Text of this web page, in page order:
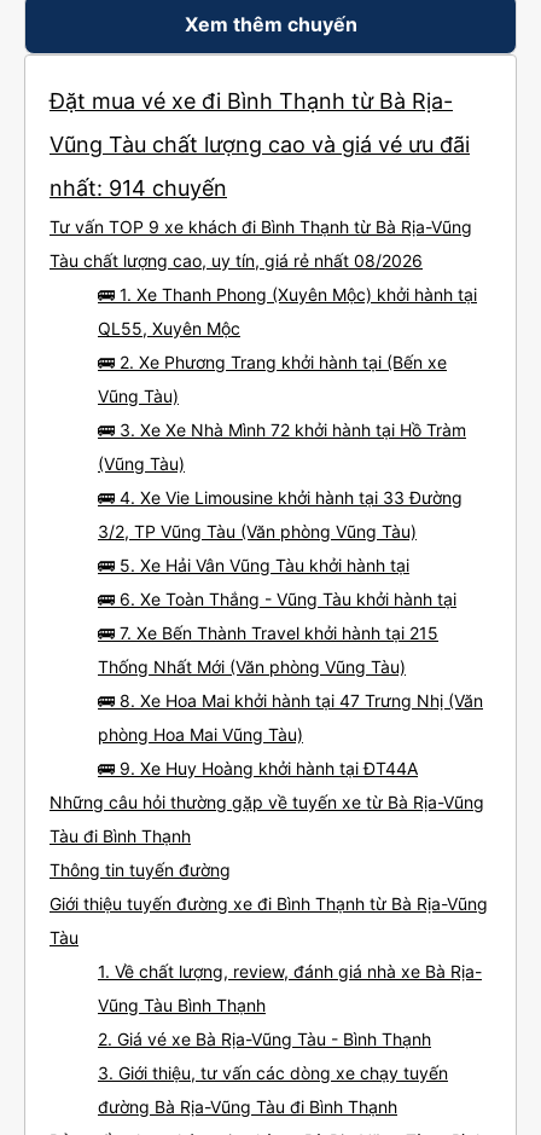
Xem thêm chuyến
Đặt mua vé xe đi Bình Thạnh từ Bà Rịa-
Vũng Tàu chất lượng cao và giá vé ưu đãi
nhất: 914 chuyến
Tư vấn TOP 9 xe khách đi Bình Thạnh từ Bà Rịa-Vũng
Tàu chất lượng cao, uy tín, giá rẻ nhất 08/2026
🚌 1. Xe Thanh Phong (Xuyên Mộc) khởi hành tại
QL55, Xuyên Mộc
🚌 2. Xe Phương Trang khởi hành tại (Bến xe
Vũng Tàu)
🚌 3. Xe Xe Nhà Mình 72 khởi hành tại Hồ Tràm
(Vũng Tàu)
🚌 4. Xe Vie Limousine khởi hành tại 33 Đường
3/2, TP Vũng Tàu (Văn phòng Vũng Tàu)
🚌 5. Xe Hải Vân Vũng Tàu khởi hành tại
🚌 6. Xe Toàn Thắng - Vũng Tàu khởi hành tại
🚌 7. Xe Bến Thành Travel khởi hành tại 215
Thống Nhất Mới (Văn phòng Vũng Tàu)
🚌 8. Xe Hoa Mai khởi hành tại 47 Trưng Nhị (Văn
phòng Hoa Mai Vũng Tàu)
🚌 9. Xe Huy Hoàng khởi hành tại ĐT44A
Những câu hỏi thường gặp về tuyến xe từ Bà Rịa-Vũng
Tàu đi Bình Thạnh
Thông tin tuyến đường
Giới thiệu tuyến đường xe đi Bình Thạnh từ Bà Rịa-Vũng
Tàu
1. Về chất lượng, review, đánh giá nhà xe Bà Rịa-
Vũng Tàu Bình Thạnh
2. Giá vé xe Bà Rịa-Vũng Tàu - Bình Thạnh
3. Giới thiệu, tư vấn các dòng xe chạy tuyến
đường Bà Rịa-Vũng Tàu đi Bình Thạnh